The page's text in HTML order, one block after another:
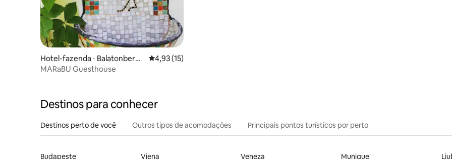
Hotel-fazenda ⋅ Balatonberén
y
4,93 de uma avaliação média de 5, 15 avaliações
4,93 (15)
MARaBU Guesthouse
Destinos para conhecer
Destinos perto de você Outros tipos de acomodações Principais pontos turísticos por perto
Budapeste Viena Veneza Munique